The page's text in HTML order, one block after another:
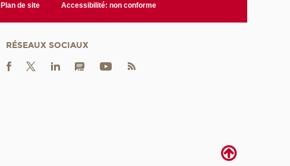
Plan de site Accessibilité: non conforme
RÉSEAUX SOCIAUX